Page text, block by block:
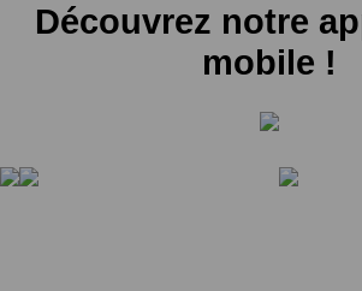
Découvrez notre
mobile !